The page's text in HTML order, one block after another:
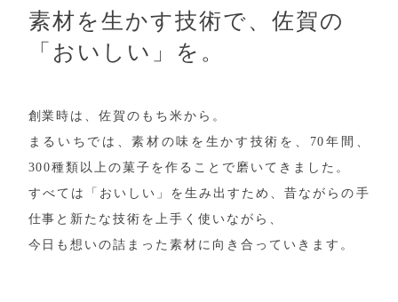
素材を生かす技術で、佐賀の
「おいしい」を。
創業時は、佐賀のもち米から。
まるいちでは、素材の味を生かす技術を、70年間、
300種類以上の菓子を作ることで磨いてきました。
すべては「おいしい」を生み出すため、昔ながらの手
仕事と新たな技術を上手く使いながら、
今日も想いの詰まった素材に向き合っていきます。